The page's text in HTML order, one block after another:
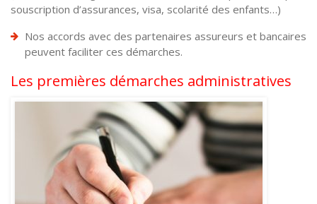
souscription d’assurances, visa, scolarité des enfants…)
Nos accords avec des partenaires assureurs et bancaires
peuvent faciliter ces démarches.
Les premières démarches administratives